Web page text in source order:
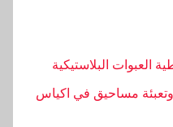
العبوات البلاستيكية
مساحيق في اكياس